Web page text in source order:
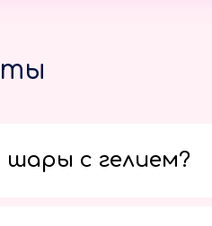
шары с гелием?